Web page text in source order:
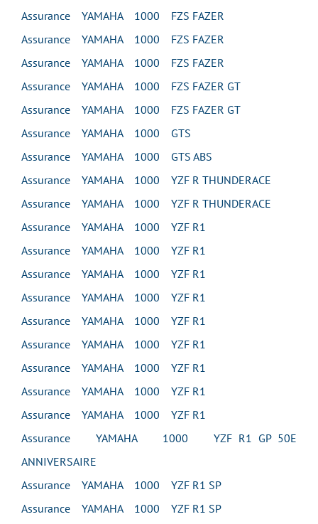
Assurance YAMAHA 1000 FZS FAZER
Assurance YAMAHA 1000 FZS FAZER
Assurance YAMAHA 1000 FZS FAZER
Assurance YAMAHA 1000 FZS FAZER GT
Assurance YAMAHA 1000 FZS FAZER GT
Assurance YAMAHA 1000 GTS
Assurance YAMAHA 1000 GTS ABS
Assurance YAMAHA 1000 YZF R THUNDERACE
Assurance YAMAHA 1000 YZF R THUNDERACE
Assurance YAMAHA 1000 YZF R1
Assurance YAMAHA 1000 YZF R1
Assurance YAMAHA 1000 YZF R1
Assurance YAMAHA 1000 YZF R1
Assurance YAMAHA 1000 YZF R1
Assurance YAMAHA 1000 YZF R1
Assurance YAMAHA 1000 YZF R1
Assurance YAMAHA 1000 YZF R1
Assurance YAMAHA 1000 YZF R1
Assurance YAMAHA 1000 YZF R1 GP 50E
ANNIVERSAIRE
Assurance YAMAHA 1000 YZF R1 SP
Assurance YAMAHA 1000 YZF R1 SP